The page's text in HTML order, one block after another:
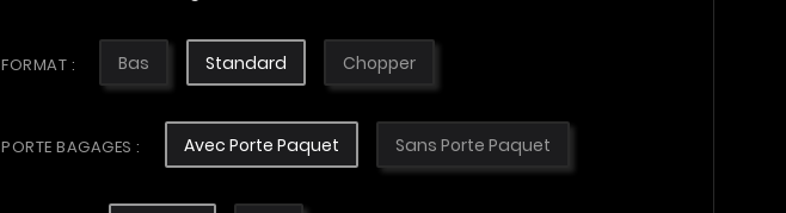
FORMAT : Bas Standard Chopper
PORTE BAGAGES : Avec Porte Paquet Sans Porte Paquet